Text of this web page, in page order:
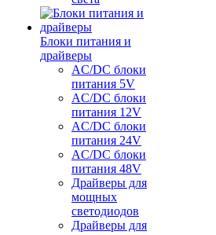
Блоки питания и
драйверы
AC/DC блоки
питания 5V
AC/DC блоки
питания 12V
AC/DC блоки
питания 24V
AC/DC блоки
питания 48V
Драйверы для
мощных
светодиодов
Драйверы для